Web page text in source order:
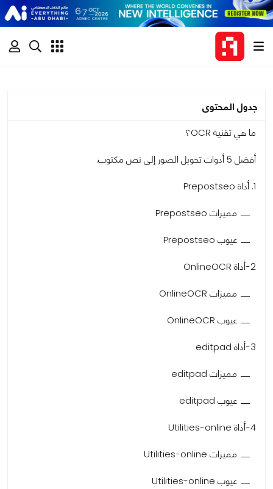
جدول المحتوى
ما هي تقنية OCR؟
أفضل 5 أدوات تحويل الصور إلى نص مكتوب:
1. أداة Prepostseo
مميزات Prepostseo
عيوب Prepostseo
2-أداة OnlineOCR
مميزات OnlineOCR
عيوب OnlineOCR
3-أداة editpad
مميزات editpad
عيوب editpad
4-أداة Utilities-online
مميزات Utilities-online
عيوب Utilities-online